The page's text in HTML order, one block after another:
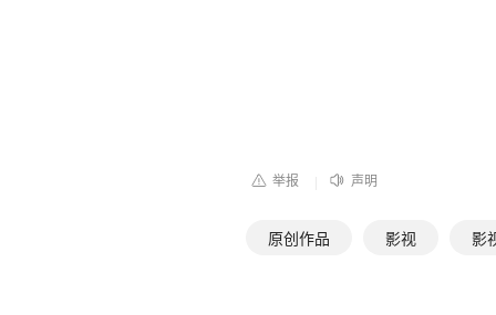
举报 声明
原创作品 影视 影